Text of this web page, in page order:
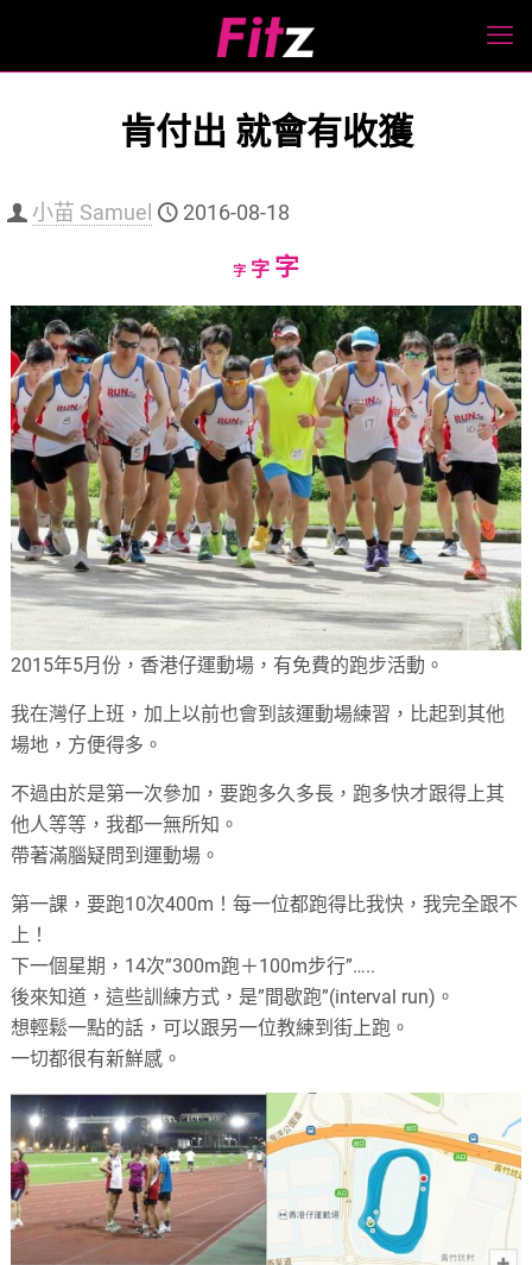
肯付出 就會有收獲
小苗 Samuel 2016-08-18
字Decrease
size.
字Reset
size.
字Increase
size.
2015年5月份，香港仔運動場，有免費的跑步活動。
我在灣仔上班，加上以前也會到該運動場練習，比起到其他
場地，方便得多。
不過由於是第一次參加，要跑多久多長，跑多快才跟得上其
他人等等，我都一無所知。
帶著滿腦疑問到運動場。
第一課，要跑10次400m！每一位都跑得比我快，我完全跟不
上！
下一個星期，14次”300m跑＋100m步行”…..
後來知道，這些訓練方式，是”間歇跑”(interval run)。
想輕鬆一點的話，可以跟另一位教練到街上跑。
一切都很有新鮮感。